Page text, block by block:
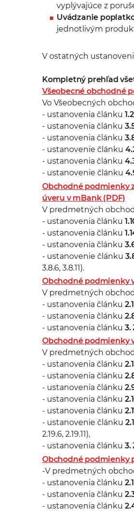
vyplývajúce z
Uvádzanie
jednotlivým
V ostatných
Kompletný prehľad
Všeobecné obchodné
Vo Všeobecných
- ustanovenia článku
- ustanovenia článku
- ustanovenia článku
- ustanovenie článku
- ustanovenia článku
- ustanovenie článku
Obchodné podmienky
úveru v mBank (PDF)
V predmetných
- ustanovenia článku
- ustanovenia článku
- ustanovenia článku
- ustanovenie článku
3.8.6, 3.8.11).
Obchodné podmienky
V predmetných
- ustanovenia článku
- ustanovenia článku
- ustanovenia článku 3.
Obchodné podmienky
V predmetných
- ustanovenia článku
- ustanovenia článku
- ustanovenia článku
- ustanovenia článku
- ustanovenia článku
- ustanovenie článku
2.19.6, 2.19.11),
- ustanovenia článku 3.
Obchodné podmienky
-V predmetných
- ustanovenia článku
- ustanovenia článku
- ustanovenia článku